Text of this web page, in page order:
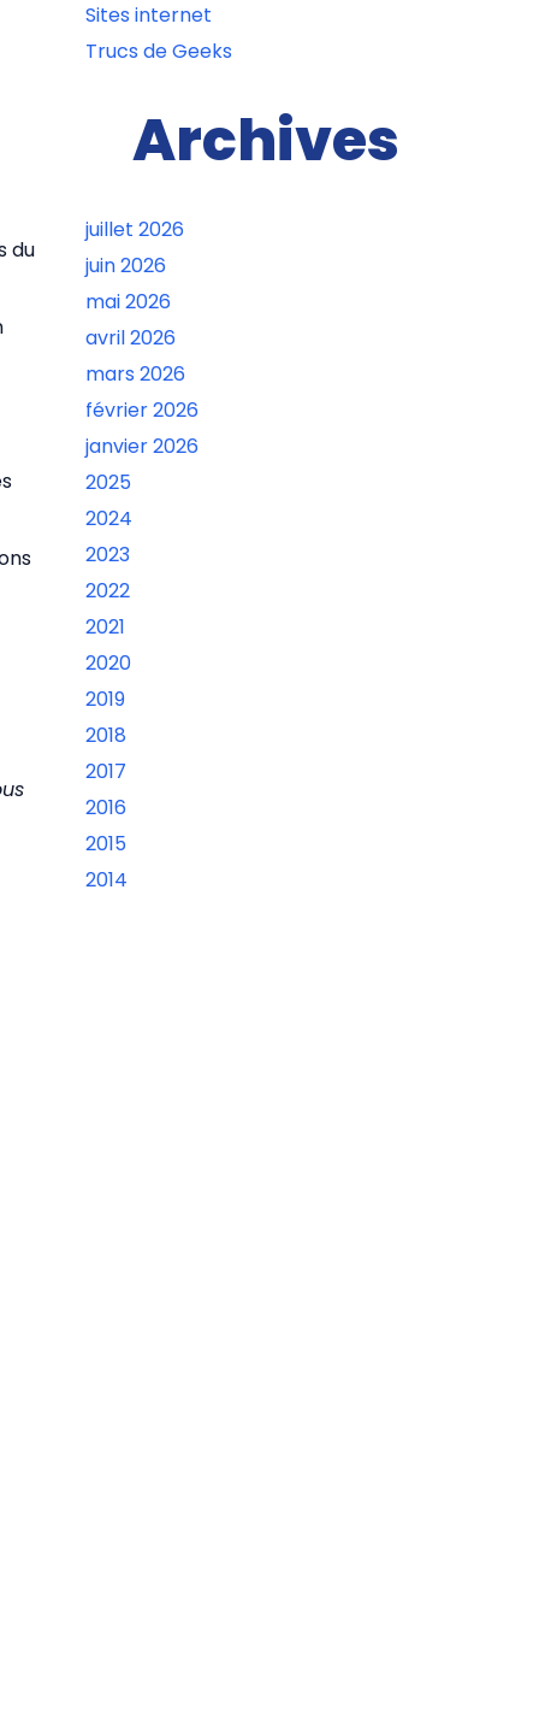
du
Sites internet
Trucs de Geeks
Archives
juillet 2026
juin 2026
mai 2026
avril 2026
mars 2026
février 2026
janvier 2026
2025
2024
2023
2022
2021
2020
2019
2018
2017
2016
2015
2014